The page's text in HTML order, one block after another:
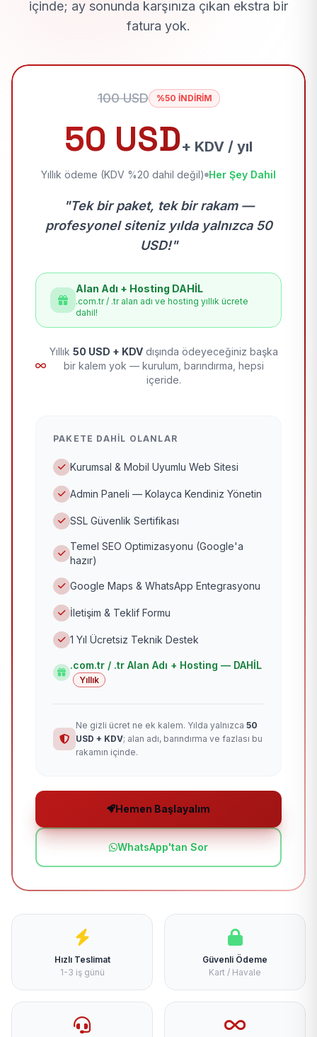
içinde; ay sonunda karşınıza çıkan ekstra bir
fatura yok.
100 USD %50 İNDİRİM
50 USD+ KDV / yıl
Yıllık ödeme (KDV %20 dahil değil) Her Şey Dahil
"Tek bir paket, tek bir rakam —
profesyonel siteniz yılda yalnızca 50
USD!"
Alan Adı + Hosting DAHİL
.com.tr / .tr alan adı ve hosting yıllık ücrete
dahil!
Yıllık 50 USD + KDV dışında ödeyeceğiniz başka
bir kalem yok — kurulum, barındırma, hepsi
içeride.
PAKETE DAHIL OLANLAR
Kurumsal & Mobil Uyumlu Web Sitesi
Admin Paneli — Kolayca Kendiniz Yönetin
SSL Güvenlik Sertifikası
Temel SEO Optimizasyonu (Google'a
hazır)
Google Maps & WhatsApp Entegrasyonu
İletişim & Teklif Formu
1 Yıl Ücretsiz Teknik Destek
.com.tr / .tr Alan Adı + Hosting — DAHİL
Yıllık
Ne gizli ücret ne ek kalem. Yılda yalnızca 50
USD + KDV; alan adı, barındırma ve fazlası bu
rakamın içinde.
Hemen Başlayalım
WhatsApp'tan Sor
Hızlı Teslimat
1-3 iş günü
Güvenli Ödeme
Kart / Havale